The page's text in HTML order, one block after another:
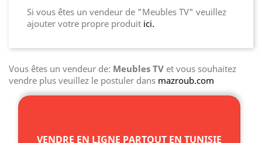
Si vous êtes un vendeur de "Meubles TV" veuillez
ajouter votre propre produit ici.
Vous êtes un vendeur de: Meubles TV et vous souhaitez
vendre plus veuillez le postuler dans mazroub.com
VENDRE EN LIGNE PARTOUT EN TUNISIE